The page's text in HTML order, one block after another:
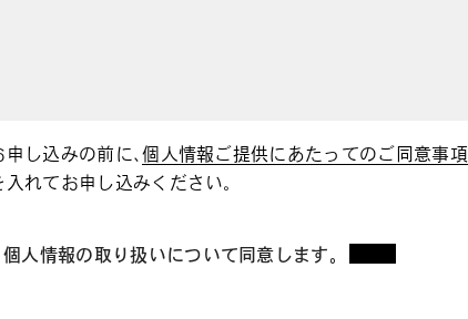
し込みの前に、個人情報ご提供にあたってのご同意事項
入れてお申し込みください。
個人情報の取り扱いについて同意します。